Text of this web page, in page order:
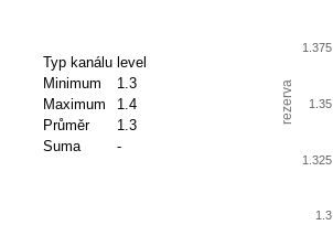
Typ kanálu level
Minimum
1.3
Maximum
1.4
Průměr
1.3
Suma
-
rezerva
1.3
1.325
1.35
1.375